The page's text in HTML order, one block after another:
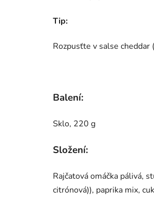
Tip:
Rozpusťte v salse cheddar
Balení:
Sklo, 220 g
Složení:
Rajčatová omáčka pálivá,
citrónová)), paprika mix,